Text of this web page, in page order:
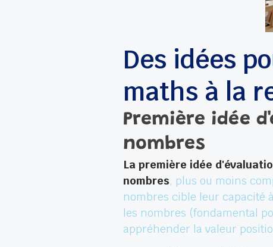
Des idées
maths à la
Première idée
nombres
La première idée
nombres, plus ou moins
nombres cible leur capacité
les nombres (fondamental
appréhender la valeur